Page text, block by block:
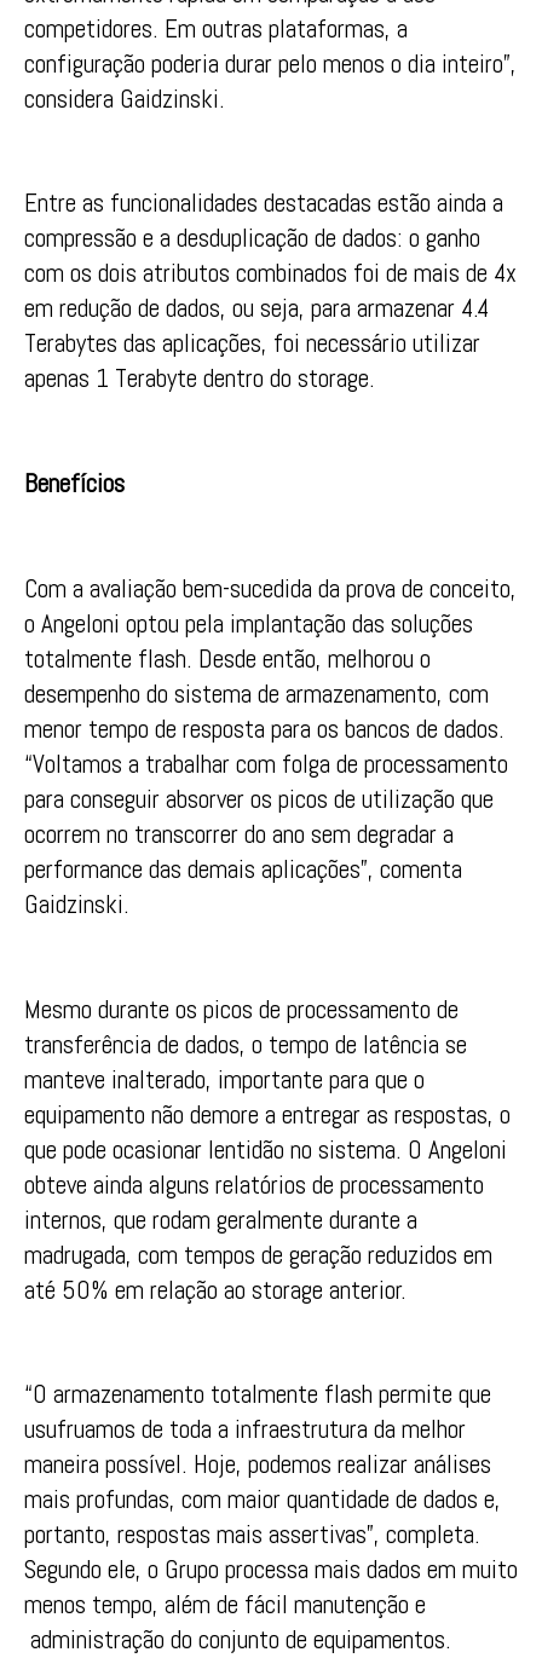
competidores. Em outras plataformas, a
configuração poderia durar pelo menos o dia inteiro”,
considera Gaidzinski.
Entre as funcionalidades destacadas estão ainda a
compressão e a desduplicação de dados: o ganho
com os dois atributos combinados foi de mais de 4x
em redução de dados, ou seja, para armazenar 4.4
Terabytes das aplicações, foi necessário utilizar
apenas 1 Terabyte dentro do storage.
Benefícios
Com a avaliação bem-sucedida da prova de conceito,
o Angeloni optou pela implantação das soluções
totalmente flash. Desde então, melhorou o
desempenho do sistema de armazenamento, com
menor tempo de resposta para os bancos de dados.
“Voltamos a trabalhar com folga de processamento
para conseguir absorver os picos de utilização que
ocorrem no transcorrer do ano sem degradar a
performance das demais aplicações”, comenta
Gaidzinski.
Mesmo durante os picos de processamento de
transferência de dados, o tempo de latência se
manteve inalterado, importante para que o
equipamento não demore a entregar as respostas, o
que pode ocasionar lentidão no sistema. O Angeloni
obteve ainda alguns relatórios de processamento
internos, que rodam geralmente durante a
madrugada, com tempos de geração reduzidos em
até 50% em relação ao storage anterior.
“O armazenamento totalmente flash permite que
usufruamos de toda a infraestrutura da melhor
maneira possível. Hoje, podemos realizar análises
mais profundas, com maior quantidade de dados e,
portanto, respostas mais assertivas”, completa.
Segundo ele, o Grupo processa mais dados em muito
menos tempo, além de fácil manutenção e
administração do conjunto de equipamentos.